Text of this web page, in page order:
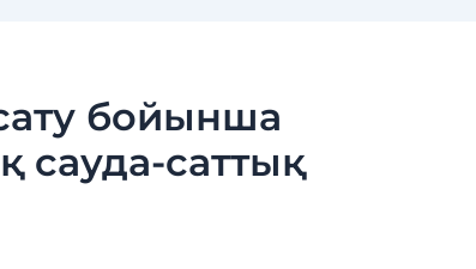
бойынша
сауда-саттық